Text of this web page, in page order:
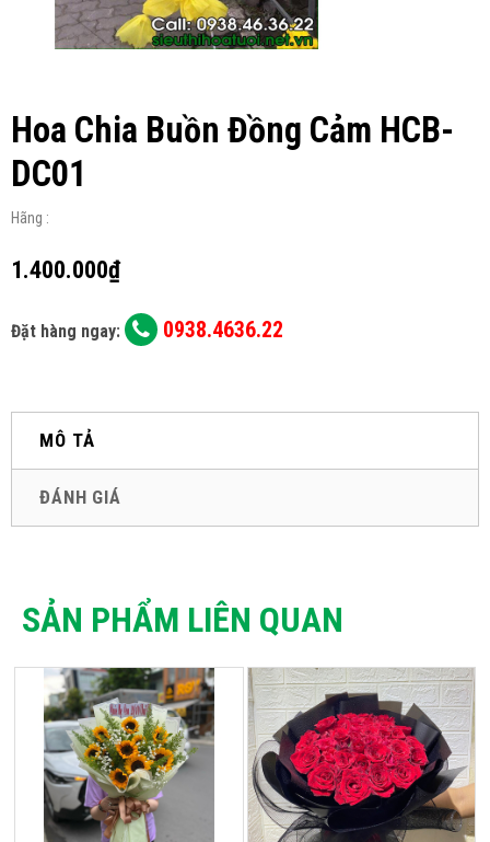
Hoa Chia Buồn Đồng Cảm HCB-
DC01
Hãng :
1.400.000₫
Đặt hàng ngay: 0938.4636.22
MÔ TẢ
ĐÁNH GIÁ
SẢN PHẨM LIÊN QUAN